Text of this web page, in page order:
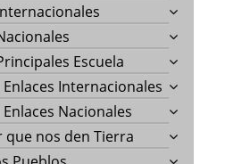
Escuela
Internacionales
Nacionales
que nos den Tierra